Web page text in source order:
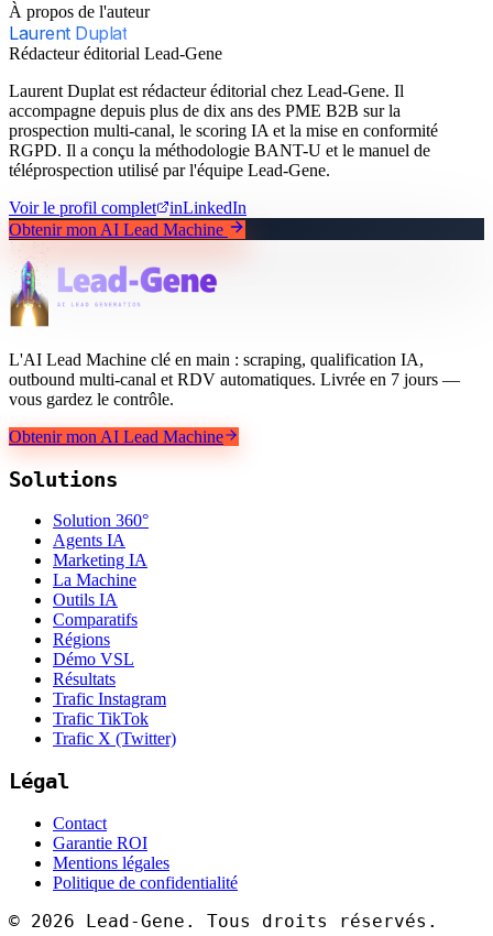
À propos de l'auteur
Laurent Duplat
Rédacteur éditorial Lead-Gene
Laurent Duplat est rédacteur éditorial chez Lead-Gene. Il
accompagne depuis plus de dix ans des PME B2B sur la
prospection multi-canal, le scoring IA et la mise en conformité
RGPD. Il a conçu la méthodologie BANT-U et le manuel de
téléprospection utilisé par l'équipe Lead-Gene.
Voir le profil complet
inLinkedIn
Obtenir mon AI Lead Machine
L'AI Lead Machine clé en main : scraping, qualification IA,
outbound multi-canal et RDV automatiques. Livrée en 7 jours —
vous gardez le contrôle.
Obtenir mon AI Lead Machine
Solutions
Solution 360°
Agents IA
Marketing IA
La Machine
Outils IA
Comparatifs
Régions
Démo VSL
Résultats
Trafic Instagram
Trafic TikTok
Trafic X (Twitter)
Légal
Contact
Garantie ROI
Mentions légales
Politique de confidentialité
© 2026 Lead-Gene. Tous droits réservés.